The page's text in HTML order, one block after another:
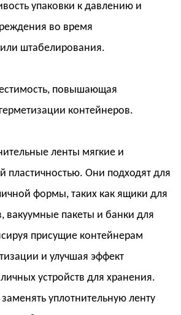
упаковки к давлению и
во время
штабелирования.
повышающая
контейнеров.
ленты мягкие и
пластичностью. Они подходят для
формы, таких как ящики для
вакуумные пакеты и банки для
присущие контейнерам
и улучшая эффект
устройств для хранения.
заменять уплотнительную ленту